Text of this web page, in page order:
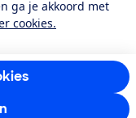
ga je akkoord met
cookies.met gemiddeld